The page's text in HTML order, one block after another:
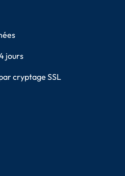
jours
cryptage SSL